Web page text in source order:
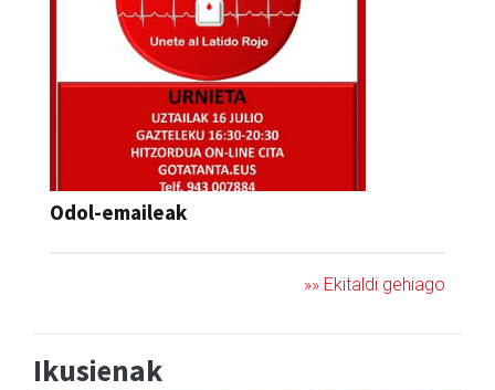
Odol-emaileak
»» Ekitaldi gehiago
Ikusienak